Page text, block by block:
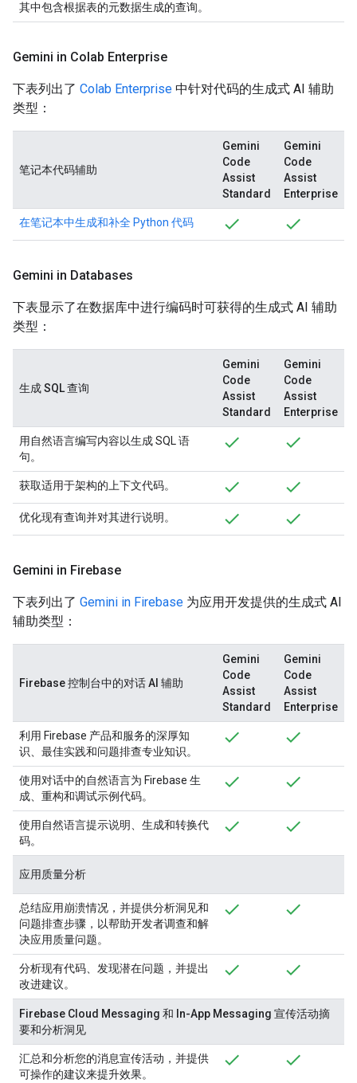
其中包含根据表的元数据生成的查询。
Gemini in Colab Enterprise
下表列出了 Colab Enterprise 中针对代码的生成式 AI 辅助
类型：
笔记本代码辅助
Gemini
Code
Assist
Standard
Gemini
Code
Assist
Enterprise
在笔记本中生成和补全 Python 代码
Gemini in Databases
下表显示了在数据库中进行编码时可获得的生成式 AI 辅助
类型：
生成 SQL 查询
Gemini
Code
Assist
Standard
Gemini
Code
Assist
Enterprise
用自然语言编写内容以生成 SQL 语
句。
获取适用于架构的上下文代码。
优化现有查询并对其进行说明。
Gemini in Firebase
下表列出了 Gemini in Firebase 为应用开发提供的生成式 AI
辅助类型：
Firebase 控制台中的对话 AI 辅助
Gemini
Code
Assist
Standard
Gemini
Code
Assist
Enterprise
利用 Firebase 产品和服务的深厚知
识、最佳实践和问题排查专业知识。
使用对话中的自然语言为 Firebase 生
成、重构和调试示例代码。
使用自然语言提示说明、生成和转换代
码。
应用质量分析
总结应用崩溃情况，并提供分析洞见和
问题排查步骤，以帮助开发者调查和解
决应用质量问题。
分析现有代码、发现潜在问题，并提出
改进建议。
Firebase Cloud Messaging 和 In-App Messaging 宣传活动摘
要和分析洞见
汇总和分析您的消息宣传活动，并提供
可操作的建议来提升效果。